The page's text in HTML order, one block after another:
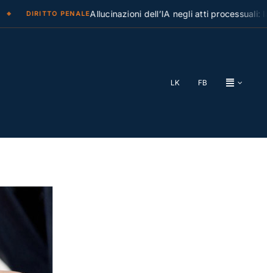
DIRITTO PENALEAllucinazioni dell’IA negli atti processuali: la
LK FB